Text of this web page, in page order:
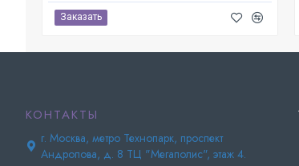
Заказать
КОНТАКТЫ
г. Москва, метро Технопарк, проспект
Андропова, д. 8 ТЦ "Мегаполис", этаж 4.